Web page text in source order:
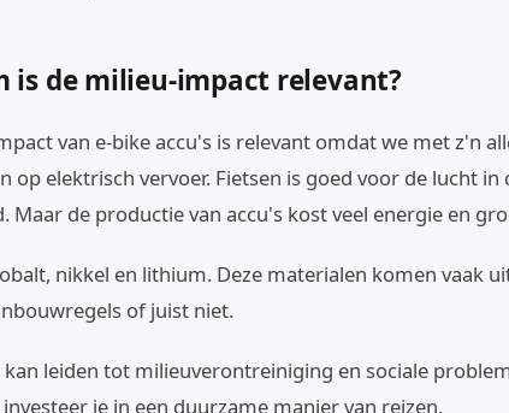
is de milieu-impact relevant?
van e-bike accu's is relevant omdat we met z'n
op elektrisch vervoer. Fietsen is goed voor de lucht in
Maar de productie van accu's kost veel energie en
nikkel en lithium. Deze materialen komen vaak
of juist niet.
leiden tot milieuverontreiniging en sociale
je in een duurzame manier van reizen.